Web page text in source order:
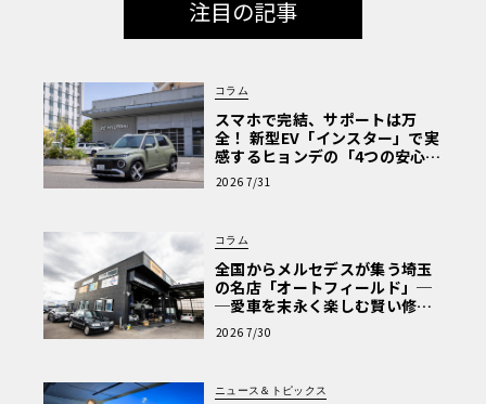
注目の記事
コラム
スマホで完結、サポートは万
全！ 新型EV「インスター」で実
感するヒョンデの「4つの安心」
【第1回・ヒョンデ6つの疑問：
Why? Hyundai?】〈PR〉
2026 7/31
コラム
全国からメルセデスが集う埼玉
の名店「オートフィールド」─
─愛車を末永く楽しむ賢い修理
術と、プロがフックス製オイル
を選ぶ理由〈PR〉
2026 7/30
ニュース＆トピックス